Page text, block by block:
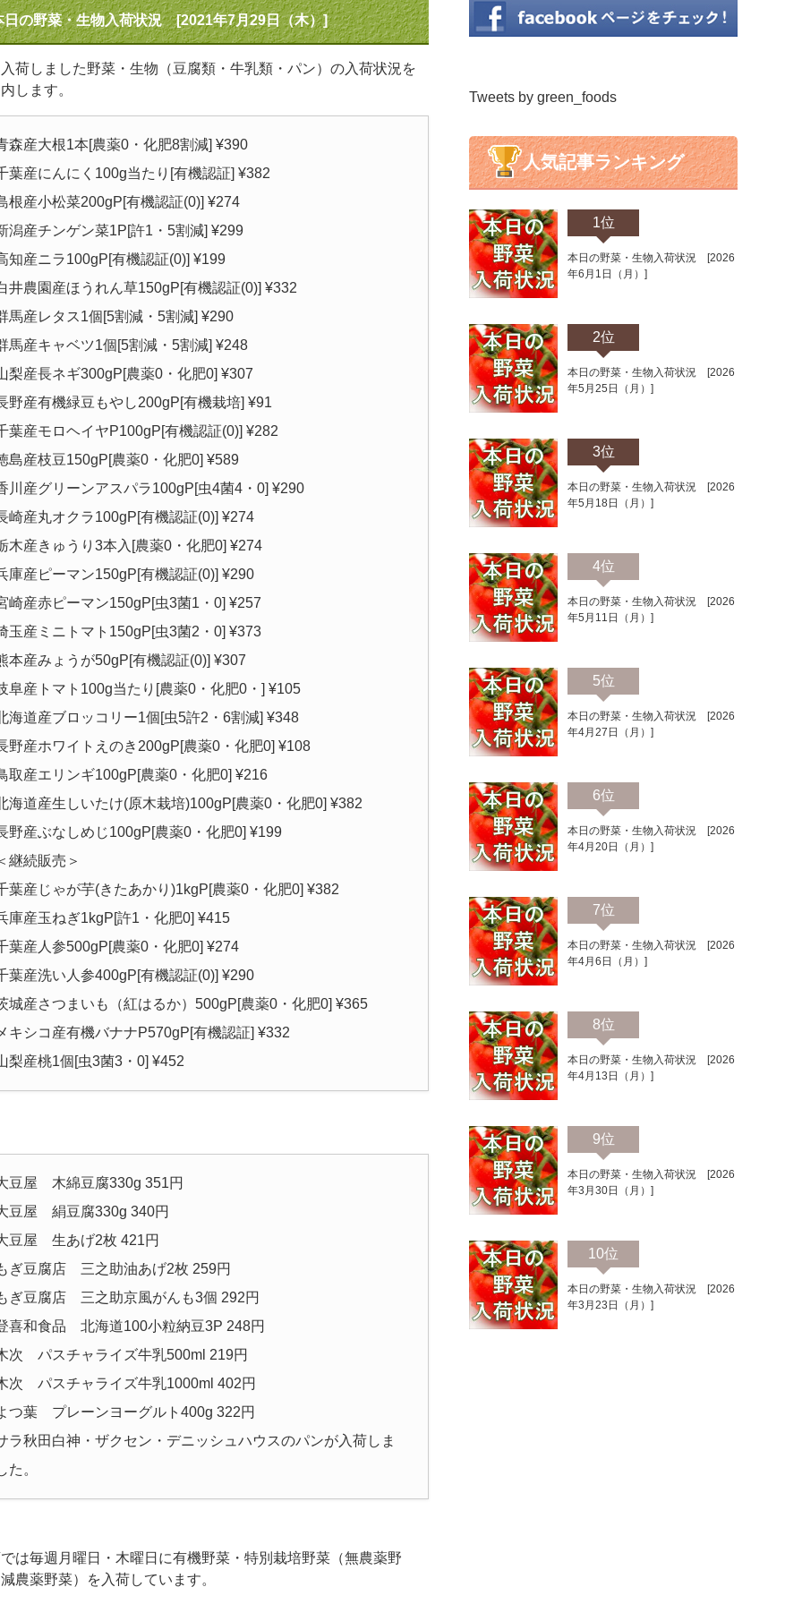
日の野菜・生物入荷状況 [2021年7月29日（木）]
荷しました野菜・生物（豆腐類・牛乳類・パン）の入荷状況を
します。
森産大根1本[農薬0・化肥8割減] ¥390
葉産にんにく100g当たり[有機認証] ¥382
根産小松菜200gP[有機認証(0)] ¥274
潟産チンゲン菜1P[許1・5割減] ¥299
知産ニラ100gP[有機認証(0)] ¥199
井農園産ほうれん草150gP[有機認証(0)] ¥332
馬産レタス1個[5割減・5割減] ¥290
馬産キャベツ1個[5割減・5割減] ¥248
梨産長ネギ300gP[農薬0・化肥0] ¥307
野産有機緑豆もやし200gP[有機栽培] ¥91
葉産モロヘイヤP100gP[有機認証(0)] ¥282
島産枝豆150gP[農薬0・化肥0] ¥589
川産グリーンアスパラ100gP[虫4菌4・0] ¥290
崎産丸オクラ100gP[有機認証(0)] ¥274
木産きゅうり3本入[農薬0・化肥0] ¥274
庫産ピーマン150gP[有機認証(0)] ¥290
崎産赤ピーマン150gP[虫3菌1・0] ¥257
玉産ミニトマト150gP[虫3菌2・0] ¥373
本産みょうが50gP[有機認証(0)] ¥307
阜産トマト100g当たり[農薬0・化肥0・] ¥105
海道産ブロッコリー1個[虫5許2・6割減] ¥348
野産ホワイトえのき200gP[農薬0・化肥0] ¥108
取産エリンギ100gP[農薬0・化肥0] ¥216
海道産生しいたけ(原木栽培)100gP[農薬0・化肥0] ¥382
野産ぶなしめじ100gP[農薬0・化肥0] ¥199
継続販売＞
葉産じゃが芋(きたあかり)1kgP[農薬0・化肥0] ¥382
庫産玉ねぎ1kgP[許1・化肥0] ¥415
葉産人参500gP[農薬0・化肥0] ¥274
葉産洗い人参400gP[有機認証(0)] ¥290
城産さつまいも（紅はるか）500gP[農薬0・化肥0] ¥365
キシコ産有機バナナP570gP[有機認証] ¥332
梨産桃1個[虫3菌3・0] ¥452
豆屋 木綿豆腐330g 351円
豆屋 絹豆腐330g 340円
豆屋 生あげ2枚 421円
ぎ豆腐店 三之助油あげ2枚 259円
ぎ豆腐店 三之助京風がんも3個 292円
喜和食品 北海道100小粒納豆3P 248円
次 パスチャライズ牛乳500ml 219円
次 パスチャライズ牛乳1000ml 402円
つ葉 プレーンヨーグルト400g 322円
ラ秋田白神・ザクセン・デニッシュハウスのパンが入荷しま
た。
は毎週月曜日・木曜日に有機野菜・特別栽培野菜（無農薬野
農薬野菜）を入荷しています。
Tweets by green_foods
人気記事ランキング
1位
本日の野菜・生物入荷状況 [2026
年6月1日（月）]
2位
本日の野菜・生物入荷状況 [2026
年5月25日（月）]
3位
本日の野菜・生物入荷状況 [2026
年5月18日（月）]
4位
本日の野菜・生物入荷状況 [2026
年5月11日（月）]
5位
本日の野菜・生物入荷状況 [2026
年4月27日（月）]
6位
本日の野菜・生物入荷状況 [2026
年4月20日（月）]
7位
本日の野菜・生物入荷状況 [2026
年4月6日（月）]
8位
本日の野菜・生物入荷状況 [2026
年4月13日（月）]
9位
本日の野菜・生物入荷状況 [2026
年3月30日（月）]
10位
本日の野菜・生物入荷状況 [2026
年3月23日（月）]